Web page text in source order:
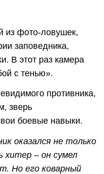
из фото-ловушек,
заповедника,
В этот раз камера
с тенью».
противника,
зверь
боевые навыки.
оказался не только
хитер – он сумел
Но его коварный